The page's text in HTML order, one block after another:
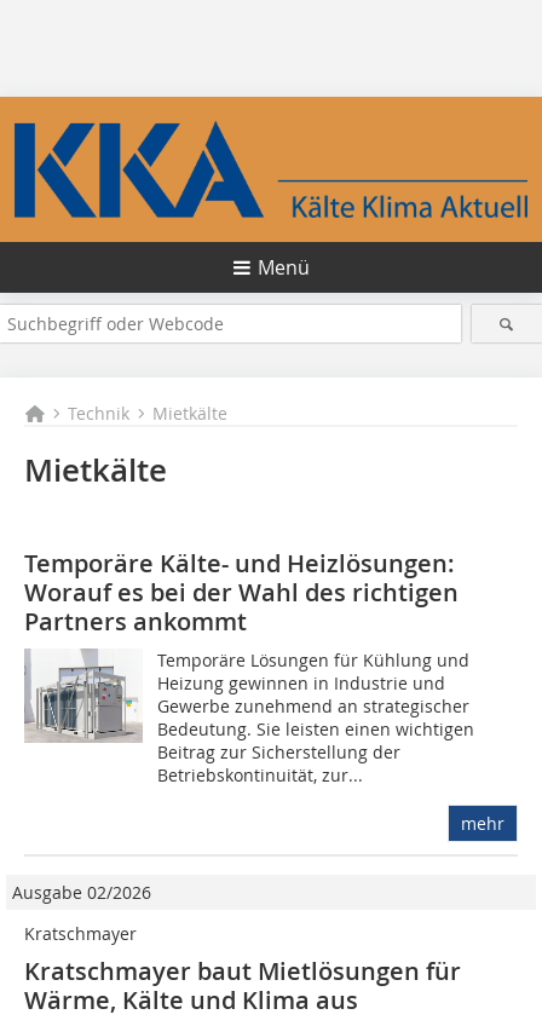
Menü
Technik Mietkälte
Mietkälte
Temporäre Kälte- und Heizlösungen:
Worauf es bei der Wahl des richtigen
Partners ankommt
Temporäre Lösungen für Kühlung und
Heizung gewinnen in Industrie und
Gewerbe zunehmend an strategischer
Bedeutung. Sie leisten einen wichtigen
Beitrag zur Sicherstellung der
Betriebskontinuität, zur...
mehr
Ausgabe 02/2026
Kratschmayer
Kratschmayer baut Mietlösungen für
Wärme, Kälte und Klima aus